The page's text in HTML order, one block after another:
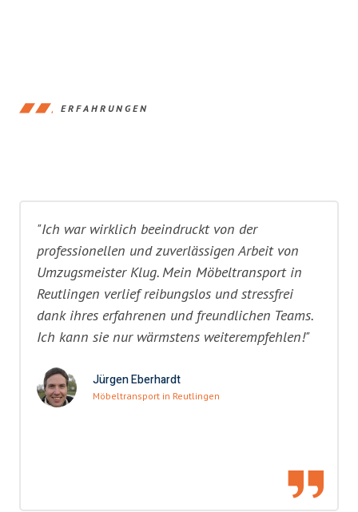
ERFAHRUNGEN
"Ich war wirklich beeindruckt von der
professionellen und zuverlässigen Arbeit von
Umzugsmeister Klug. Mein Möbeltransport in
Reutlingen verlief reibungslos und stressfrei
dank ihres erfahrenen und freundlichen Teams.
Ich kann sie nur wärmstens weiterempfehlen!"
Jürgen Eberhardt
Möbeltransport in Reutlingen